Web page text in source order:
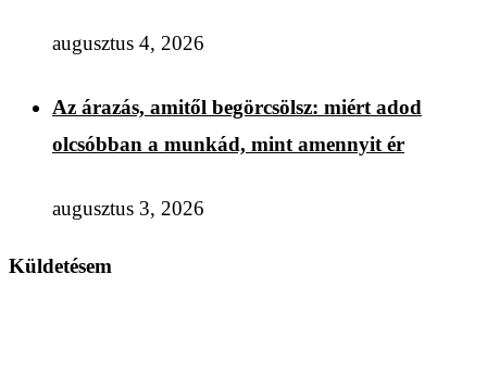
augusztus 4, 2026
Az árazás, amitől begörcsölsz: miért adod
olcsóbban a munkád, mint amennyit ér
augusztus 3, 2026
Küldetésem